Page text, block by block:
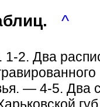
^
1-2. Два
— 4-5. Два